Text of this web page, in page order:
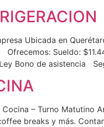
Ubicada en
Sueldo:
Bono de asistencia
– Turno Matutino
breaks y más.